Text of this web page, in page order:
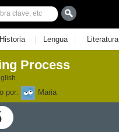
Historia | Lengua | Literatura
Process
por: Maria